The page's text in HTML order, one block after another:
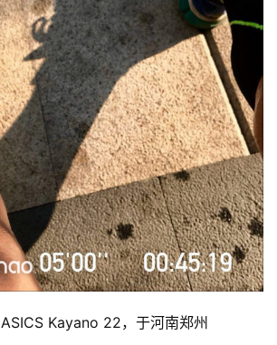
ASICS Kayano 22，于河南郑州